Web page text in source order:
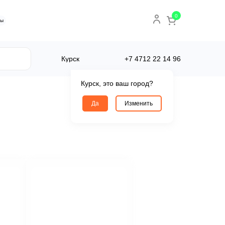
0
Курск, это ваш город?
Да Изменить
Курск +7 4712 22 14 96